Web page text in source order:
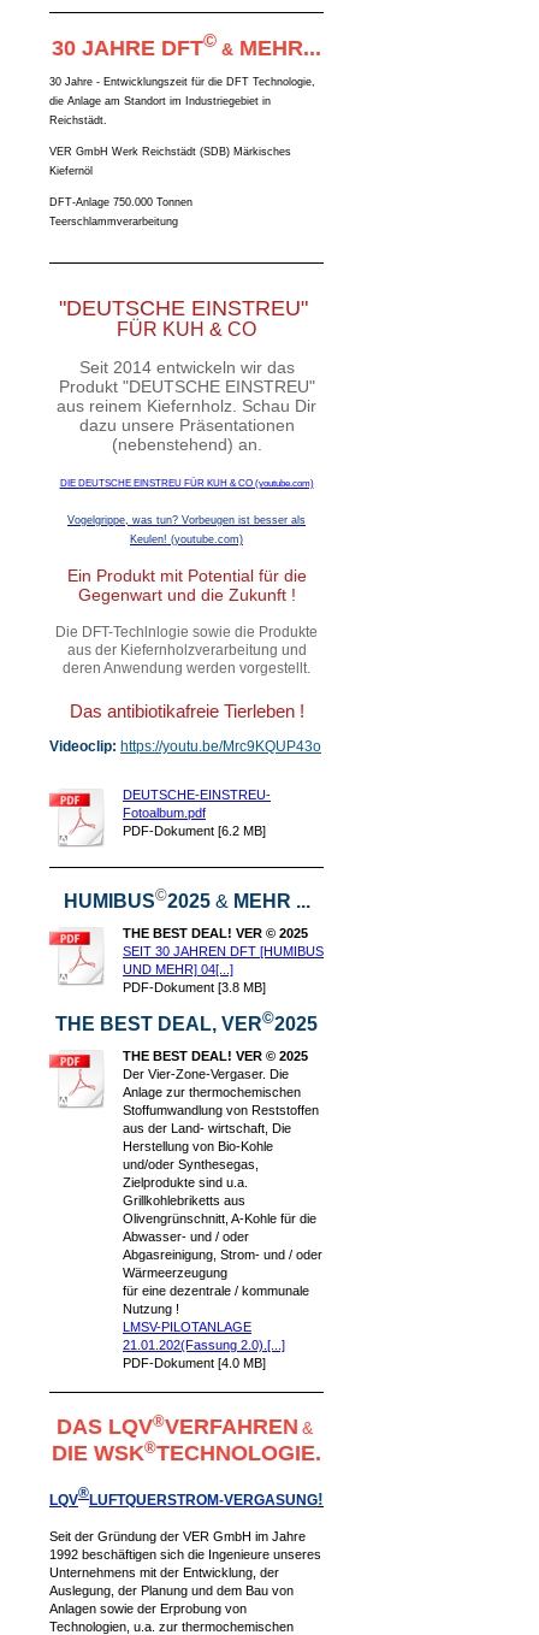
30 JAHRE DFT© & MEHR...
30 Jahre - Entwicklungszeit für die DFT Technologie,
die Anlage am Standort im Industriegebiet in
Reichstädt.
VER GmbH Werk Reichstädt (SDB) Märkisches
Kiefernöl
DFT-Anlage 750.000 Tonnen
Teerschlammverarbeitung
"DEUTSCHE EINSTREU"
FÜR KUH & CO
Seit 2014 entwickeln wir das
Produkt "DEUTSCHE EINSTREU"
aus reinem Kiefernholz. Schau Dir
dazu unsere Präsentationen
(nebenstehend) an.
DIE DEUTSCHE EINSTREU FÜR KUH & CO (youtube.com)
Vogelgrippe, was tun? Vorbeugen ist besser als
Keulen! (youtube.com)
Ein Produkt mit Potential für die
Gegenwart und die Zukunft !
Die DFT-Techlnlogie sowie die Produkte
aus der Kiefernholzverarbeitung und
deren Anwendung werden vorgestellt.
Das antibiotikafreie Tierleben !
Videoclip: https://youtu.be/Mrc9KQUP43o
DEUTSCHE-EINSTREU-
Fotoalbum.pdf
PDF-Dokument [6.2 MB]
HUMIBUS©2025& MEHR ...
THE BEST DEAL! VER © 2025
SEIT 30 JAHREN DFT [HUMIBUS
UND MEHR] 04[...]
PDF-Dokument [3.8 MB]
THE BEST DEAL, VER©2025
THE BEST DEAL! VER © 2025
Der Vier-Zone-Vergaser. Die
Anlage zur thermochemischen
Stoffumwandlung von Reststoffen
aus der Land- wirtschaft, Die
Herstellung von Bio-Kohle
und/oder Synthesegas,
Zielprodukte sind u.a.
Grillkohlebriketts aus
Olivengrünschnitt, A-Kohle für die
Abwasser- und / oder
Abgasreinigung, Strom- und / oder
Wärmeerzeugung
für eine dezentrale / kommunale
Nutzung !
LMSV-PILOTANLAGE
21.01.202(Fassung 2.0).[...]
PDF-Dokument [4.0 MB]
DAS LQV®VERFAHREN &
DIE WSK®TECHNOLOGIE.
LQV®LUFTQUERSTROM-VERGASUNG!
Seit der Gründung der VER GmbH im Jahre
1992 beschäftigen sich die Ingenieure unseres
Unternehmens mit der Entwicklung, der
Auslegung, der Planung und dem Bau von
Anlagen sowie der Erprobung von
Technologien, u.a. zur thermochemischen